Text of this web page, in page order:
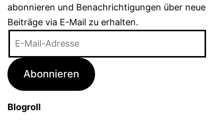
abonnieren und Benachrichtigungen über neue
Beiträge via E-Mail zu erhalten.
Adresse
Abonnieren
Blogroll